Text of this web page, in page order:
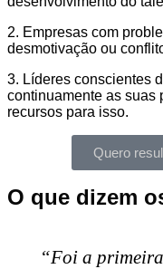
2. Empresas com
desmotivação ou
3. Líderes conscientes
continuamente as suas
recursos para isso.
Quero
O que dizem
“Foi a